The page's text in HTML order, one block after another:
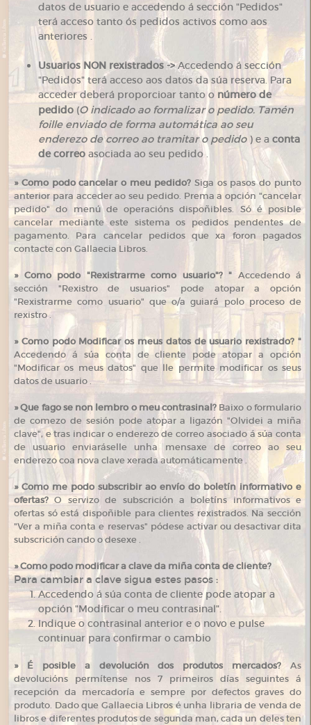
datos de usuario e accedendo á sección "Pedidos"
terá acceso tanto ós pedidos activos como aos
anteriores .
Usuarios NON rexistrados ->Accedendo á sección
"Pedidos" terá acceso aos datos da súa reserva. Para
acceder deberá proporcioar tanto o número de
pedido (O indicado ao formalizar o pedido. Tamén
foille enviado de forma automática ao seu
enderezo de correo ao tramitar o pedido ) e a conta
de correo asociada ao seu pedido .
»Como podo cancelar o meu pedido? Siga os pasos do punto
anterior para acceder ao seu pedido. Prema a opción "cancelar
pedido" do menú de operacións dispoñibles. Só é posible
cancelar mediante este sistema os pedidos pendentes de
pagamento. Para cancelar pedidos que xa foron pagados
contacte con Gallaecia Libros.
»Como podo "Rexistrarme como usuario"? " Accedendo á
sección "Rexistro de usuarios" pode atopar a opción
"Rexistrarme como usuario" que o/a guiará polo proceso de
rexistro .
»Como podo Modificar os meus datos de usuario rexistrado? "
Accedendo á súa conta de cliente pode atopar a opción
"Modificar os meus datos" que lle permite modificar os seus
datos de usuario .
»Que fago se non lembro o meu contrasinal? Baixo o formulario
de comezo de sesión pode atopar a ligazón "Olvidei a miña
clave", e tras indicar o enderezo de correo asociado á súa conta
de usuario enviaráselle unha mensaxe de correo ao seu
enderezo coa nova clave xerada automáticamente .
»Como me podo subscribir ao envío do boletín informativo e
ofertas?O servizo de subscrición a boletíns informativos e
ofertas só está dispoñible para clientes rexistrados. Na sección
"Ver a miña conta e reservas" pódese activar ou desactivar dita
subscrición cando o desexe .
»Como podo modificar a clave da miña conta de cliente?
Para cambiar a clave sigua estes pasos :
Accedendo á súa conta de cliente pode atopar a
opción "Modificar o meu contrasinal".
Indique o contrasinal anterior e o novo e pulse
continuar para confirmar o cambio
»É posible a devolución dos produtos mercados? As
devolucións permítense nos 7 primeiros días seguintes á
recepción da mercadoría e sempre por defectos graves do
produto. Dado que Gallaecia Libros é unha libraria de venda de
libros e diferentes produtos de segunda man, cada un deles ten